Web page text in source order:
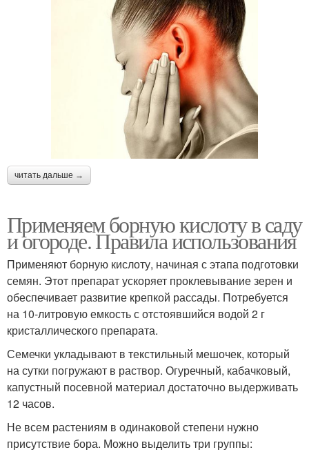
читать дальше →
Применяем борную кислоту в саду
и огороде. Правила использования
Применяют борную кислоту, начиная с этапа подготовки
семян. Этот препарат ускоряет проклевывание зерен и
обеспечивает развитие крепкой рассады. Потребуется
на 10-литровую емкость с отстоявшийся водой 2 г
кристаллического препарата.
Семечки укладывают в текстильный мешочек, который
на сутки погружают в раствор. Огуречный, кабачковый,
капустный посевной материал достаточно выдерживать
12 часов.
Не всем растениям в одинаковой степени нужно
присутствие бора. Можно выделить три группы: